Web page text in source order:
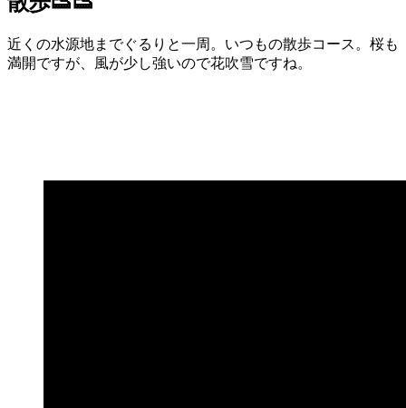
近くの水源地までぐるりと一周。いつもの散歩コース。桜も
満開ですが、風が少し強いので花吹雪ですね。